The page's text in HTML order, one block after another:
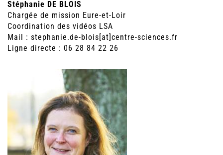
Stéphanie DE BLOIS
Chargée de mission Eure-et-Loir
Coordination des vidéos LSA
Mail : stephanie.de-blois[at]centre-sciences.fr
Ligne directe : 06 28 84 22 26